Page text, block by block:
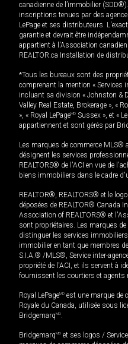
canadienne de l’immobilier
inscriptions tenues par des
LePage et ses distributeurs.
garantie et devrait être
appartient à l'Association
REALTOR.ca Installation de
*Tous les bureaux sont des
comprenant la mention « Services
incluant sa division « Johnston &
Valley Real Estate, Brokerage », «
», « Royal LePageMD Sussex », et «
appartiennent et sont gérés par
Les marques de commerce
désignent les services
REALTORS® de l'ACI en vue de
biens immobiliers dans le cadre
REALTOR®, REALTORS® et le
déposées de REALTOR® Canada
Association of REALTORS® et
sont propriétaires. Les marques
distinguer les services
immobilier en tant que membres
S.I.A.® /MLS®, Service inter-
propriété de l'ACI, et ils servent à
fournissent les courtiers et agents
Royal LePageMD est une marque de
Royale du Canada, utilisée sous
BridgemarqMD.
BridgemarqMD et ses logos /